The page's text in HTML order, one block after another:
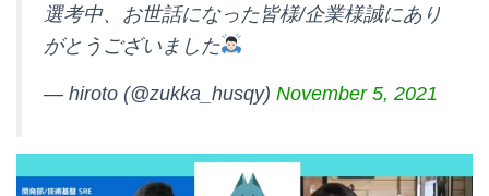
選考中、お世話になった皆様/企業様誠にあり
がとうございました
— hiroto (@zukka_husqy) November 5, 2021